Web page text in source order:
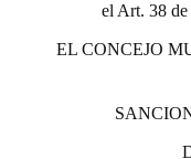
el Art. 38
EL CONCEJO